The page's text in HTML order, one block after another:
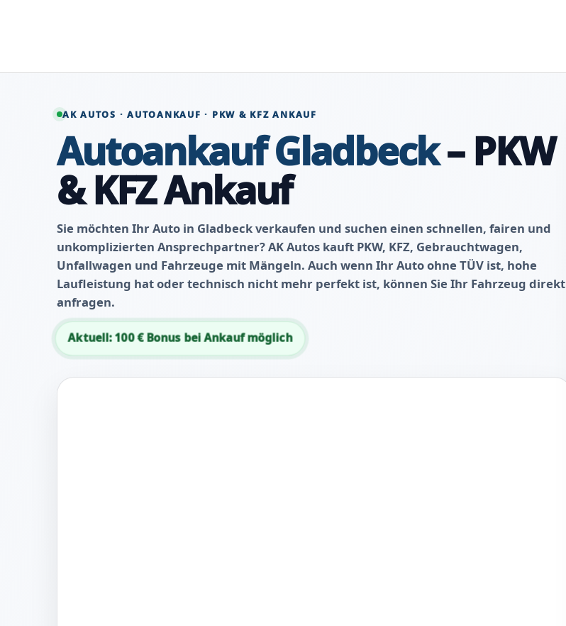
AK AUTOS · AUTOANKAUF · PKW & KFZ ANKAUF
Autoankauf Gladbeck– PKW
& KFZ Ankauf
Sie möchten Ihr Auto in Gladbeck verkaufen und suchen einen schnellen, fairen und
unkomplizierten Ansprechpartner? AK Autos kauft PKW, KFZ, Gebrauchtwagen,
Unfallwagen und Fahrzeuge mit Mängeln. Auch wenn Ihr Auto ohne TÜV ist, hohe
Laufleistung hat oder technisch nicht mehr perfekt ist, können Sie Ihr Fahrzeug direkt
anfragen.
Aktuell: 100 € Bonus bei Ankauf möglich